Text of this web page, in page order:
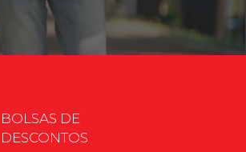
BOLSAS DE
DESCONTOS